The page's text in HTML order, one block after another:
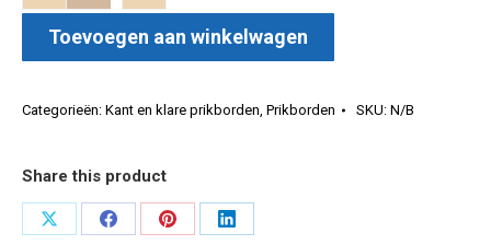
Toevoegen aan winkelwagen
Categorieën: Kant en klare prikborden, Prikborden SKU: N/B
Share this product
Deel
Deel
Deel
Deel